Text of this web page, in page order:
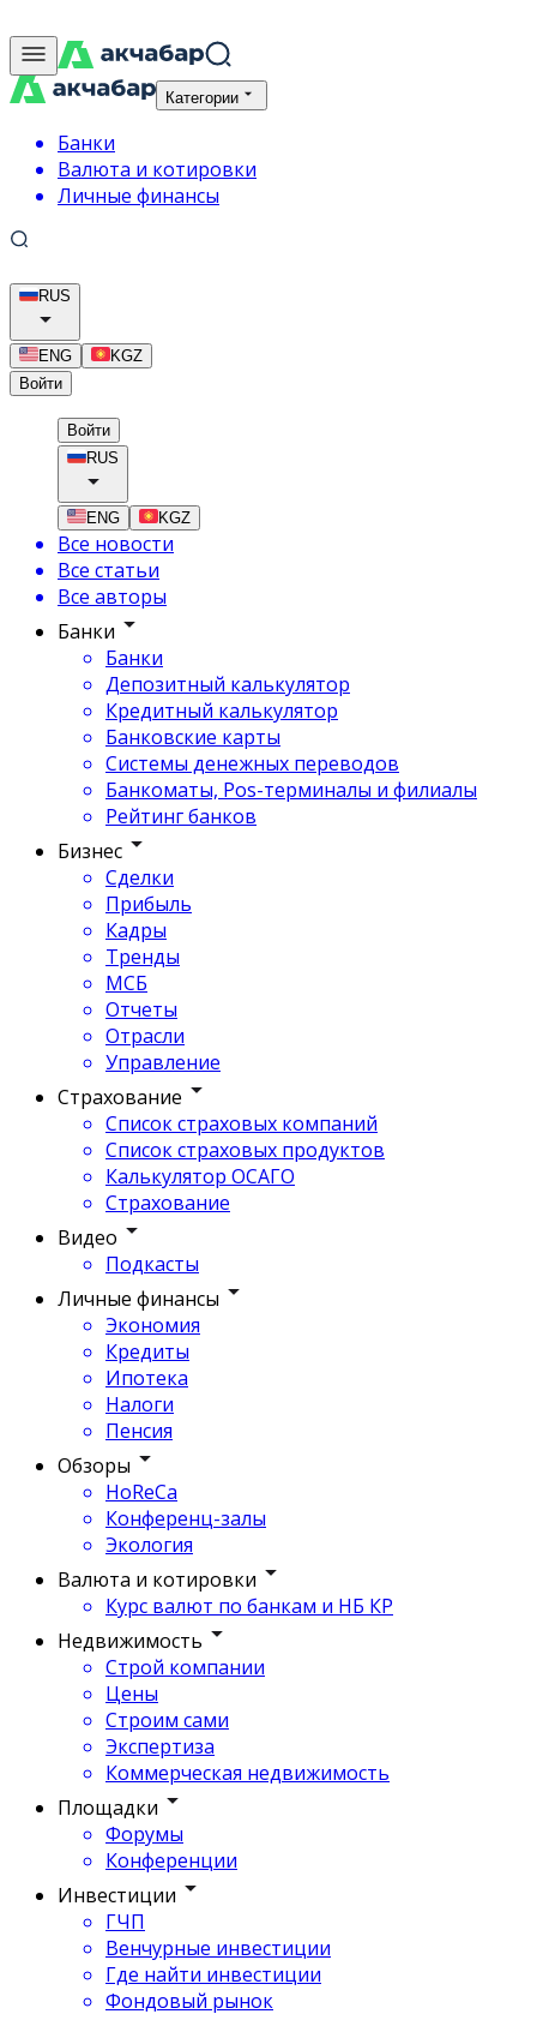
Категории
Банки
Валюта и котировки
Личные финансы
RUS
ENG
KGZ
Войти
Войти
RUS
ENG KGZ
Все новости
Все статьи
Все авторы
Банки
Банки
Депозитный калькулятор
Кредитный калькулятор
Банковские карты
Системы денежных переводов
Банкоматы, Pos-терминалы и филиалы
Рейтинг банков
Бизнес
Сделки
Прибыль
Кадры
Тренды
МСБ
Отчеты
Отрасли
Управление
Страхование
Список страховых компаний
Список страховых продуктов
Калькулятор ОСАГО
Страхование
Видео
Подкасты
Личные финансы
Экономия
Кредиты
Ипотека
Налоги
Пенсия
Обзоры
HoReCa
Конференц-залы
Экология
Валюта и котировки
Курс валют по банкам и НБ КР
Недвижимость
Строй компании
Цены
Строим сами
Экспертиза
Коммерческая недвижимость
Площадки
Форумы
Конференции
Инвестиции
ГЧП
Венчурные инвестиции
Где найти инвестиции
Фондовый рынок